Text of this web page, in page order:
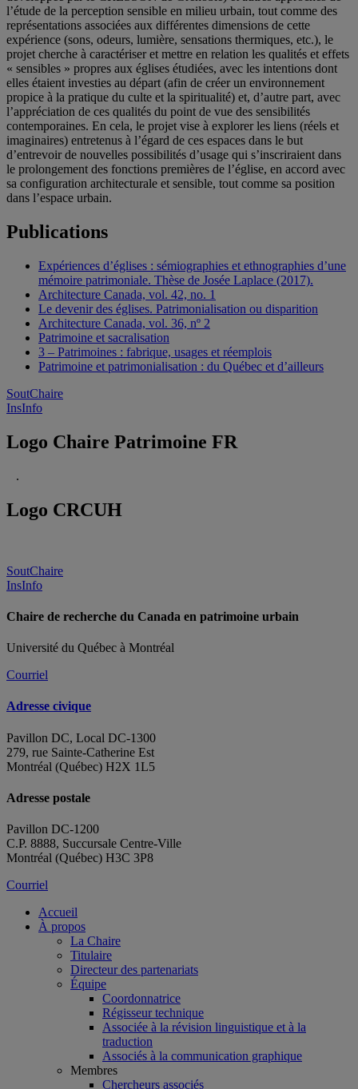
l’étude de la perception sensible en milieu urbain, tout comme des
représentations associées aux différentes dimensions de cette
expérience (sons, odeurs, lumière, sensations thermiques, etc.), le
projet cherche à caractériser et mettre en relation les qualités et effets
« sensibles » propres aux églises étudiées, avec les intentions dont
elles étaient investies au départ (afin de créer un environnement
propice à la pratique du culte et la spiritualité) et, d’autre part, avec
l’appréciation de ces qualités du point de vue des sensibilités
contemporaines. En cela, le projet vise à explorer les liens (réels et
imaginaires) entretenus à l’égard de ces espaces dans le but
d’entrevoir de nouvelles possibilités d’usage qui s’inscriraient dans
le prolongement des fonctions premières de l’église, en accord avec
sa configuration architecturale et sensible, tout comme sa position
dans l’espace urbain.
Publications
Expériences d’églises : sémiographies et ethnographies d’une
mémoire patrimoniale. Thèse de Josée Laplace (2017).
Architecture Canada, vol. 42, no. 1
Le devenir des églises. Patrimonialisation ou disparition
Architecture Canada, vol. 36, nº 2
Patrimoine et sacralisation
3 – Patrimoines : fabrique, usages et réemplois
Patrimoine et patrimonialisation : du Québec et d’ailleurs
SoutChaire
InsInfo
Logo Chaire Patrimoine FR
.
Logo CRCUH
SoutChaire
InsInfo
Chaire de recherche du Canada en patrimoine urbain
Université du Québec à Montréal
Courriel
Adresse civique
Pavillon DC, Local DC-1300
279, rue Sainte-Catherine Est
Montréal (Québec) H2X 1L5
Adresse postale
Pavillon DC-1200
C.P. 8888, Succursale Centre-Ville
Montréal (Québec) H3C 3P8
Courriel
Accueil
À propos
La Chaire
Titulaire
Directeur des partenariats
Équipe
Coordonnatrice
Régisseur technique
Associée à la révision linguistique et à la
traduction
Associés à la communication graphique
Membres
Chercheurs associés